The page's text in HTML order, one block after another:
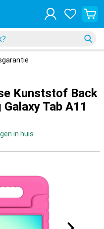
Kunststof Back
Tab A11
in huis